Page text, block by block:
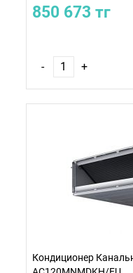
850 673 тг
- +
Кондиционер